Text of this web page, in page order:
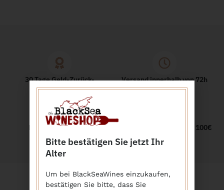
30 Tage Geld-Zurück-
Garantie
Versand innerhalb von 72h
Bequemer Kauf auf
Rechnung
Kostenloser Versand ab 100€
Bitte bestätigen Sie jetzt Ihr
Alter
Um bei BlackSeaWines einzukaufen,
bestätigen Sie bitte, dass Sie